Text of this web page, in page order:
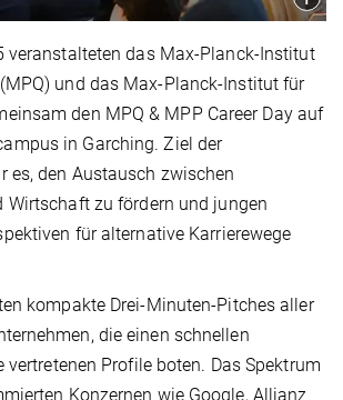
veranstalteten das Max-Planck-Institut
und das Max-Planck-Institut für
den MPQ & MPP Career Day auf
in Garching. Ziel der
es, den Austausch zwischen
Wirtschaft zu fördern und jungen
für alternative Karrierewege
kompakte Drei-Minuten-Pitches aller
die einen schnellen
vertretenen Profile boten. Das Spektrum
Konzernen wie Google, Allianz